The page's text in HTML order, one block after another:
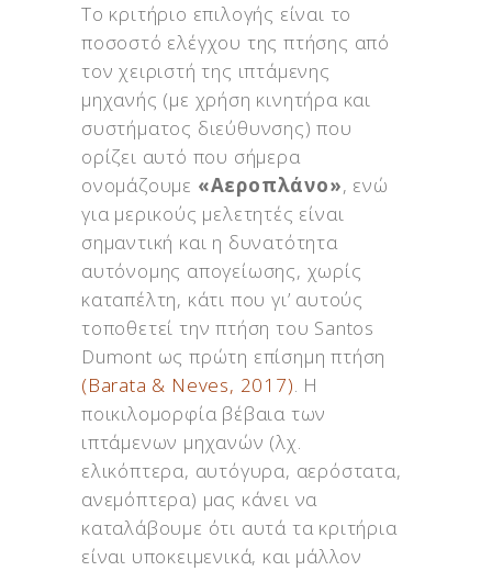
Το κριτήριο επιλογής είναι το
ποσοστό ελέγχου της πτήσης από
τον χειριστή της ιπτάμενης
μηχανής (με χρήση κινητήρα και
συστήματος διεύθυνσης) που
ορίζει αυτό που σήμερα
ονομάζουμε «Αεροπλάνο», ενώ
για μερικούς μελετητές είναι
σημαντική και η δυνατότητα
αυτόνομης απογείωσης, χωρίς
καταπέλτη, κάτι που γι’ αυτούς
τοποθετεί την πτήση του Santos
Dumont ως πρώτη επίσημη πτήση
(Barata & Neves, 2017). Η
ποικιλομορφία βέβαια των
ιπτάμενων μηχανών (λχ.
ελικόπτερα, αυτόγυρα, αερόστατα,
ανεμόπτερα) μας κάνει να
καταλάβουμε ότι αυτά τα κριτήρια
είναι υποκειμενικά, και μάλλον